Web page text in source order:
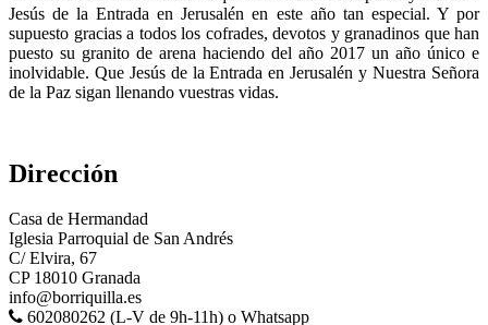
Jesús de la Entrada en Jerusalén en este año tan especial. Y por
supuesto gracias a todos los cofrades, devotos y granadinos que han
puesto su granito de arena haciendo del año 2017 un año único e
inolvidable. Que Jesús de la Entrada en Jerusalén y Nuestra Señora
de la Paz sigan llenando vuestras vidas.
Dirección
Casa de Hermandad
Iglesia Parroquial de San Andrés
C/ Elvira, 67
CP 18010 Granada
info@borriquilla.es
602080262 (L-V de 9h-11h) o Whatsapp